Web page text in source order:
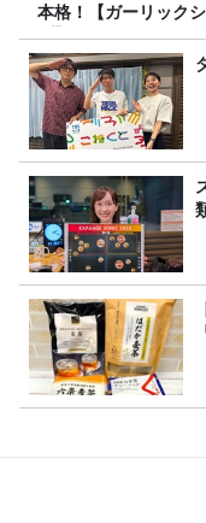
本格！【ガーリック
プ】 桃屋のかんたん